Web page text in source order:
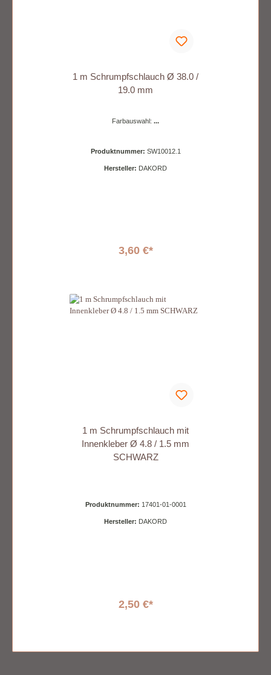
1 m Schrumpfschlauch Ø 38.0 /
19.0 mm
Farbauswahl: ...
Produktnummer: SW10012.1
Hersteller: DAKORD
3,60 €*
1 m Schrumpfschlauch mit
Innenkleber Ø 4.8 / 1.5 mm
SCHWARZ
Produktnummer: 17401-01-0001
Hersteller: DAKORD
2,50 €*